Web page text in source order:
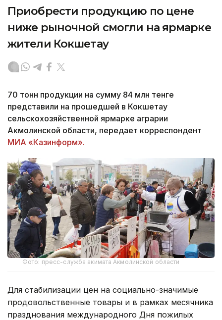
Приобрести продукцию по цене
ниже рыночной смогли на ярмарке
жители Кокшетау
70 тонн продукции на сумму 84 млн тенге
представили на прошедшей в Кокшетау
сельскохозяйственной ярмарке аграрии
Акмолинской области, передает корреспондент
МИА «Казинформ».
Фото: пресс-служба акимата Акмолинской области
Для стабилизации цен на социально-значимые
продовольственные товары и в рамках месячника
празднования международного Дня пожилых